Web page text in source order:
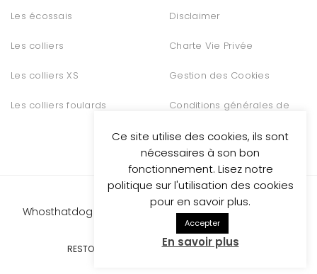
Les écossais
Les colliers
Les colliers XS
Les colliers foulards
Disclaimer
Charte Vie Privée
Gestion des Cookies
Conditions générales de
Whosthatdog propulsed by Be Quiet Digital Marketing
RESTONS CONNECTÉS
Ce site utilise des cookies, ils sont
nécessaires à son bon
fonctionnement. Lisez notre
politique sur l'utilisation des cookies
pour en savoir plus.
Accepter
En savoir plus